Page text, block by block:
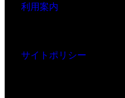
利用案内
サイトポリシー